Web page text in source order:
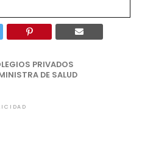
PRIVADOS
DE SALUD